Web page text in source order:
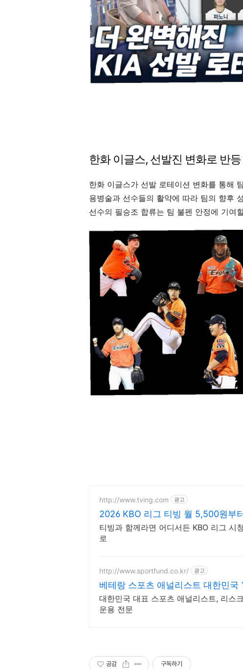
한화 이글스, 선발진 변화로 반
한화 이글스가 선발 로테이션 변화를 통해
용병술과 선수들의 활약에 따라 팀의 향후
선수의 필승조 합류는 팀 불펜 안정에 기여
http://www.tving.com 광고
2026 KBO 리그 티빙 월 5,500원부
티빙과 함께라면 어디서든 KBO 리그 시
로
http://www.sportfund.co.kr/ 광고
베테랑 스포츠 애널리스트 대한민국
대한민국 대표 스포츠 애널리스트, 리스
운용 전문
공감 구독하기